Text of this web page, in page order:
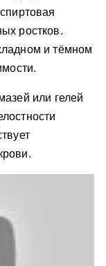
ростков.
и тёмном
или гелей